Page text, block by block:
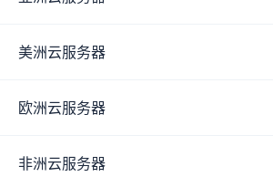
美洲云服务器
欧洲云服务器
非洲云服务器